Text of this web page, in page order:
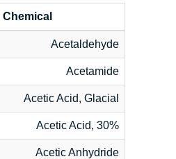
Chemical
Acetaldehyde
Acetamide
Acetic Acid, Glacial
Acetic Acid, 30%
Acetic Anhydride